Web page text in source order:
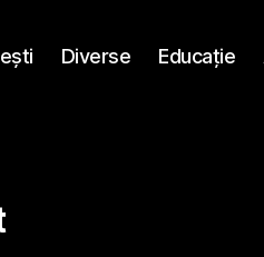
Diverse Educaţie